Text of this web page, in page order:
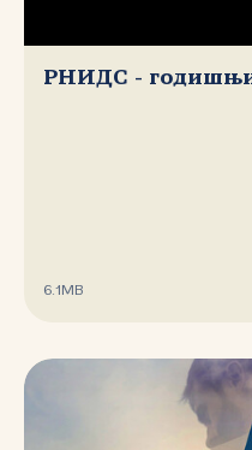
РНИДС - годишњи
6.1MB